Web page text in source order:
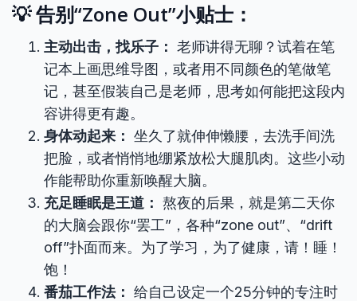
💡 告别“Zone Out”小贴士：
主动出击，找乐子： 老师讲得无聊？试着在笔
记本上画思维导图，或者用不同颜色的笔做笔
记，甚至假装自己是老师，思考如何能把这段内
容讲得更有趣。
身体动起来： 坐久了就伸伸懒腰，去洗手间洗
把脸，或者悄悄地绷紧放松大腿肌肉。这些小动
作能帮助你重新唤醒大脑。
充足睡眠是王道： 熬夜的后果，就是第二天你
的大脑会跟你“罢工”，各种“zone out”、“drift
off”扑面而来。为了学习，为了健康，请！睡！
饱！
番茄工作法： 给自己设定一个25分钟的专注时